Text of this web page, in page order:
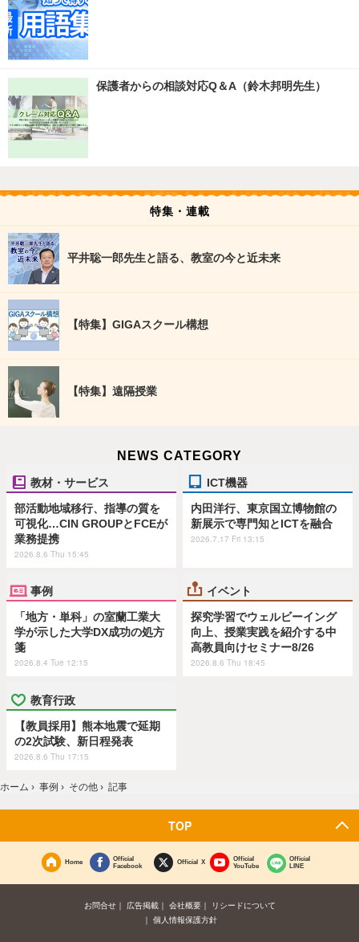
保護者からの相談対応Q＆A（鈴木邦明先生）
特集・連載
平井聡一郎先生と語る、教室の今と近未来
【特集】GIGAスクール構想
【特集】遠隔授業
NEWS CATEGORY
教材・サービス
部活動地域移行、指導の質を
可視化…CIN GROUPとFCEが
業務提携
2026.8.6 Thu 15:45
ICT機器
内田洋行、東京国立博物館の
新展示で専門知とICTを融合
2026.7.17 Fri 13:15
事例
「地方・単科」の室蘭工業大
学が示した大学DX成功の処方
箋
2026.8.4 Tue 12:15
イベント
探究学習でウェルビーイング
向上、授業実践を紹介する中
高教員向けセミナー8/26
2026.8.6 Thu 18:45
教育行政
【教員採用】熊本地震で延期
の2次試験、新日程発表
2026.8.6 Thu 17:15
ホーム › 事例 › その他 › 記事
TOP
Home
Official
Facebook
Official X
Official
YouTube
Official
LINE
お問合せ 広告掲載 会社概要
リシードについて
個人情報保護方針